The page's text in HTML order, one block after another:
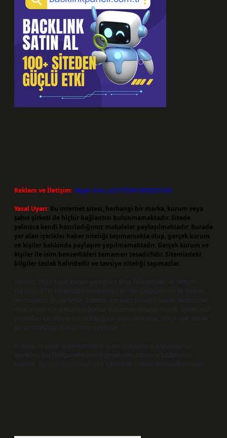
Reklam ve İletişim:Skype: live:.cid.575569c608265c69
Yasal Uyarı: Bu internet sitesi, herhangi bir marka, kurum veya
şahıs şirketi ile hiçbir bağlantısı bulunmamaktadır. Sitede
yalnızca kendi hazırladığımız makaleler paylaşılmaktadır. Burada
yer alan içerikler haber niteliği taşımamakta olup, gerçek kurum
ve kişiler hakkında paylaşım yapılmamaktadır. Gerçek kurum ve
kişiler ile isim benzerlikleri tamamen tesadüfidir. Sitemizdeki
bilgiler taslak halindedir ve tavsiye niteliği taşımazlar.
Sitemiz, 5651 Sayılı Kanun gereğince Bilgi Teknolojileri ve İletişim
Kurumu (BTK) tarafından onaylanmış bir Yer Sağlayıcı olarak hizmet
vermektedir. Bu nedenle, sitedeki içerikleri proaktif olarak denetleme
veya araştırma yükümlülüğümüz bulunmamaktadır. Ancak, üyelerimiz
yazdıkları içeriklerin sorumluluğunu taşımakta olup, siteye üye olarak
bu sorumluluğu kabul etmiş sayılırlar.
Hukuka ve yasal düzenlemelere aykırı olduğunu düşündüğünüz
içerikleri, backlinkpanelicomtr@gmail.com adresine bildirmeniz
halinde, ilgili içerikler yasal süre içerisinde sitemizden kaldırılacaktır.